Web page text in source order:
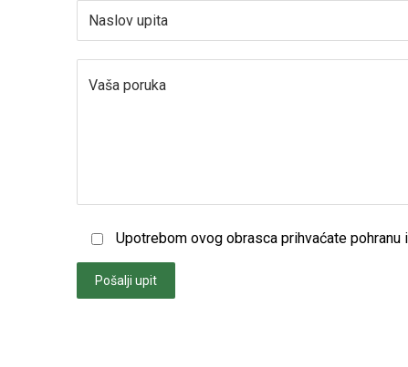
Upotrebom ovog obrasca prihvaćate
Pošalji upit